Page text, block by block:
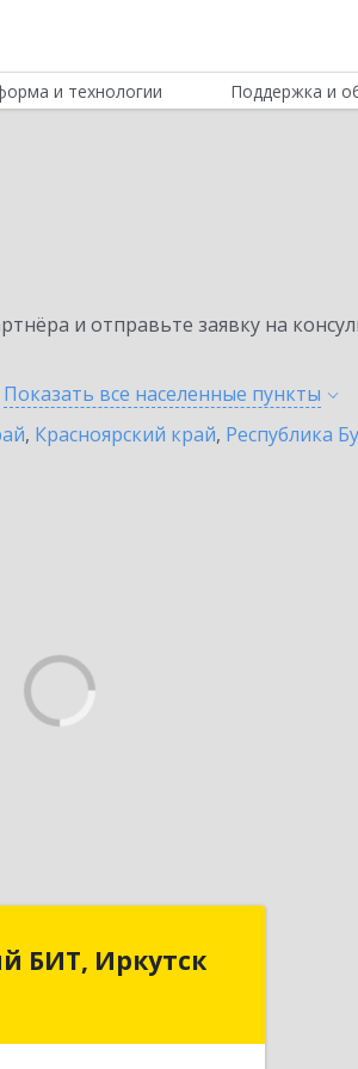
и технологии Поддержка и
и отправьте заявку на
Показать все населенные пункты
, Красноярский край, Республика
БИТ, Иркутск
БИТ, Иркутск
обл, Иркутск г,